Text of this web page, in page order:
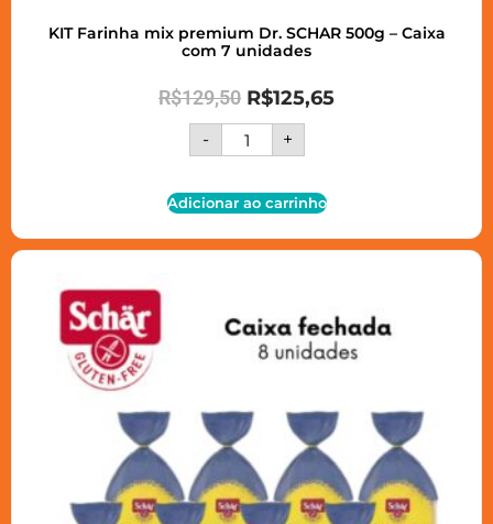
KIT Farinha mix premium Dr. SCHAR 500g – Caixa
com 7 unidades
R$129,50 R$125,65
- +
Adicionar ao carrinho